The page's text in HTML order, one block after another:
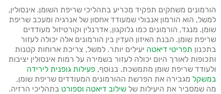
הורמונים משחקים תפקיד מכריע בתהליכי שריפת השומן. אינסולין,
למשל, הוא הורמון אנבולי שמעודד אחסון של אנרגיה ומעכב שריפת
שומן. מנגד, הורמונים כמו גלוקגון, אדרנלין וקורטיזול מעודדים
שריפת שומן. הבנת האיזון העדין בין הורמונים אלה יכולה לעזור
בתכנון תפריטי דיאטה יעילים יותר. למשל, צריכת ארוחות קטנות
ותכופות לאורך היום יכולה לעזור בשמירה על רמות אינסולין יציבות
ולעודד שריפת שומן מתמשכת. בנוסף, פעילות גופנית לירידה
במשקל מגבירה את הפרשת ההורמונים המעודדים שריפת שומן,
מה שמסביר את היעילות של שילוב דיאטה וספורט בתהליכי הרזיה.